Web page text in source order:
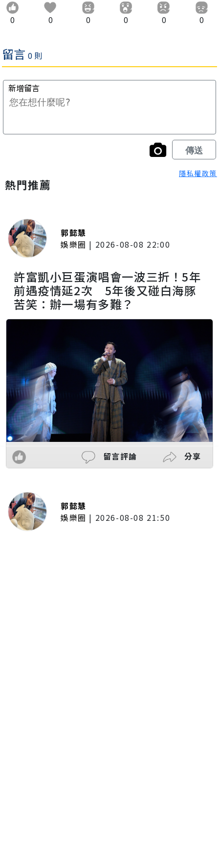
0 0 0 0 0 0
隱私權政策
熱門推薦
郭懿慧
娛樂圈 | 2026-08-08 22:00
許富凱小巨蛋演唱會一波三折！5年
前遇疫情延2次 5年後又碰白海豚
苦笑：辦一場有多難？
留言評論 分享
郭懿慧
娛樂圈 | 2026-08-08 21:50